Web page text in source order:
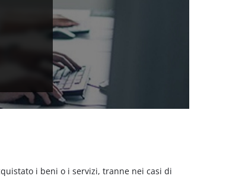
i beni o i servizi, tranne nei casi di